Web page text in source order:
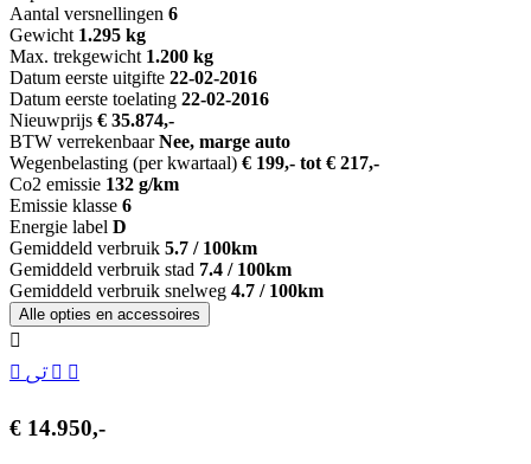
Aantal versnellingen 6
Gewicht 1.295 kg
Max. trekgewicht 1.200 kg
Datum eerste uitgifte 22-02-2016
Datum eerste toelating 22-02-2016
Nieuwprijs € 35.874,-
BTW verrekenbaar Nee, marge auto
Wegenbelasting (per kwartaal) € 199,- tot € 217,-
Co2 emissie 132 g/km
Emissie klasse 6
Energie label D
Gemiddeld verbruik 5.7 / 100km
Gemiddeld verbruik stad 7.4 / 100km
Gemiddeld verbruik snelweg 4.7 / 100km
Alle opties en accessoires
€ 14.950,-